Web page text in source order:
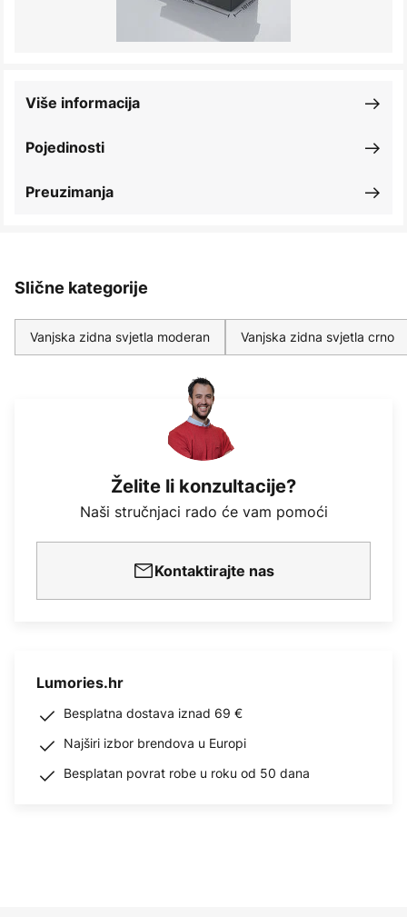
Pojedinosti
Više informacija
Preuzimanja
Slične kategorije
Vanjska zidna svjetla moderan Vanjska zidna svjetla crno
Želite li konzultacije?
Naši stručnjaci rado će vam pomoći
Kontaktirajte nas
Lumories.hr
Besplatna dostava iznad 69 €
Najširi izbor brendova u Europi
Besplatan povrat robe u roku od 50 dana